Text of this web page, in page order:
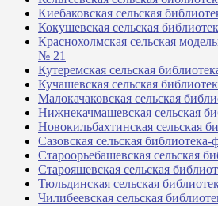
Киебаковская сельская
Кокушевская сельская
Краснохолмская сельская
№ 21
Кутеремская сельская
Кучашевская сельская
Малокачаковская сельская
Нижнекачмашевская сельская
Новокильбахтинская сельская
Сазовская сельская
Староорьебашевская сельская
Старояшевская сельская
Тюльдинская сельская
Чилибеевская сельская